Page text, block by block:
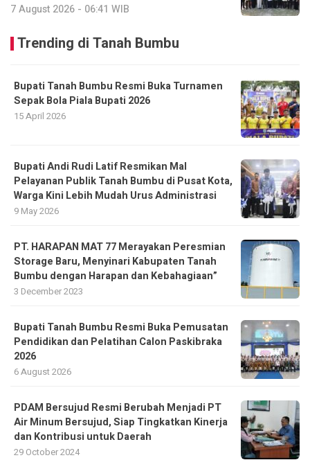
7 August 2026 - 06:41 WIB
Trending di Tanah Bumbu
Bupati Tanah Bumbu Resmi Buka Turnamen
Sepak Bola Piala Bupati 2026
15 April 2026
Bupati Andi Rudi Latif Resmikan Mal
Pelayanan Publik Tanah Bumbu di Pusat Kota,
Warga Kini Lebih Mudah Urus Administrasi
9 May 2026
PT. HARAPAN MAT 77 Merayakan Peresmian
Storage Baru, Menyinari Kabupaten Tanah
Bumbu dengan Harapan dan Kebahagiaan”
3 December 2023
Bupati Tanah Bumbu Resmi Buka Pemusatan
Pendidikan dan Pelatihan Calon Paskibraka
2026
6 August 2026
PDAM Bersujud Resmi Berubah Menjadi PT
Air Minum Bersujud, Siap Tingkatkan Kinerja
dan Kontribusi untuk Daerah
29 October 2024